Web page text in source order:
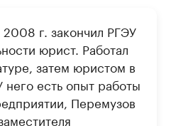
г. закончил РГЭУ
юрист. Работал
затем юристом в
есть опыт работы
Перемузов